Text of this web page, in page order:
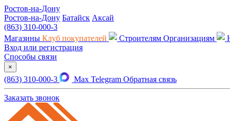
Ростов-на-Дону
Ростов-на-Дону Батайск Аксай
(863) 310-000-3
Магазины Клуб покупателей Строителям Организациям
Вход или регистрация
Способы связи
×
(863) 310-000-3 Max Telegram Обратная связь
Заказать звонок